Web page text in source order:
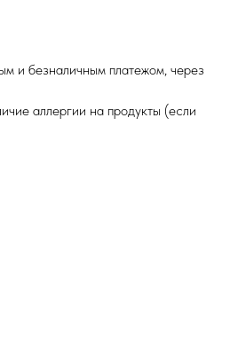
и безналичным платежом, через
аллергии на продукты (если